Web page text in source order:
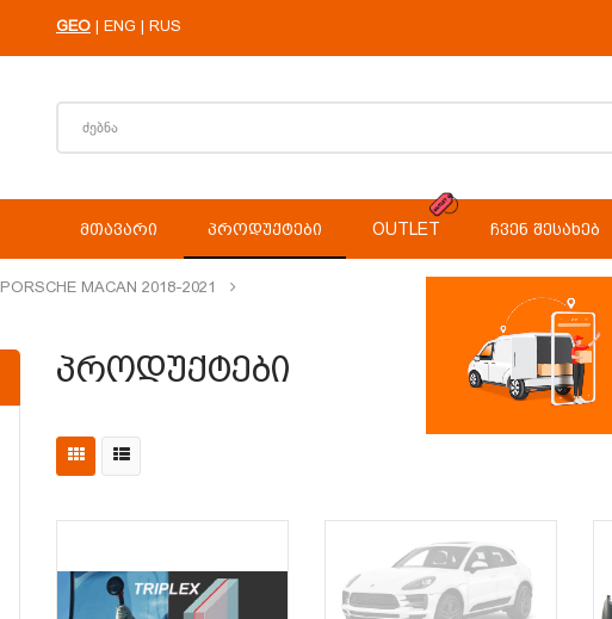
GEO | ENG | RUS
ᲛᲗᲐᲕᲐᲠᲘ ᲞᲠᲝᲓᲣᲥᲢᲔᲑᲘ OUTLET ᲩᲕᲔᲜ ᲨᲔᲡᲐᲮᲔᲑ
PORSCHE MACAN 2018-2021
Პროდუქტები